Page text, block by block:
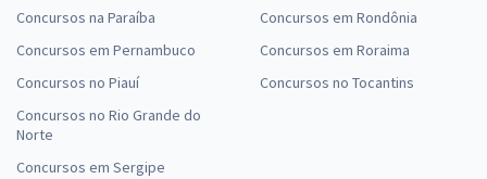
Concursos na Paraíba
Concursos em Pernambuco
Concursos no Piauí
Concursos no Rio Grande do
Norte
Concursos em Sergipe
Concursos em Rondônia
Concursos em Roraima
Concursos no Tocantins